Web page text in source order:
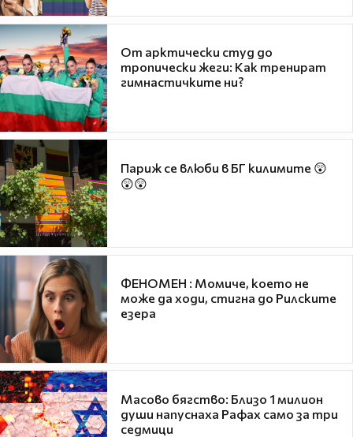
От арктически студ до
тропически жеги: Как тренират
гимнастичките ни?
Париж се влюби в БГ килимите 😲
😲😲
ФЕНОМЕН : Момиче, което не
може да ходи, стигна до Рилските
езера
Масово бягство: Близо 1 милион
души напуснаха Рафах само за три
седмици